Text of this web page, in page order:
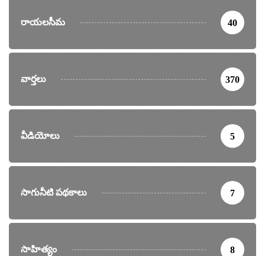
రాయలసీమ 40
వార్తలు 370
వీడియోలు 5
సాగునీటి పథకాలు 7
సాహిత్యం 8